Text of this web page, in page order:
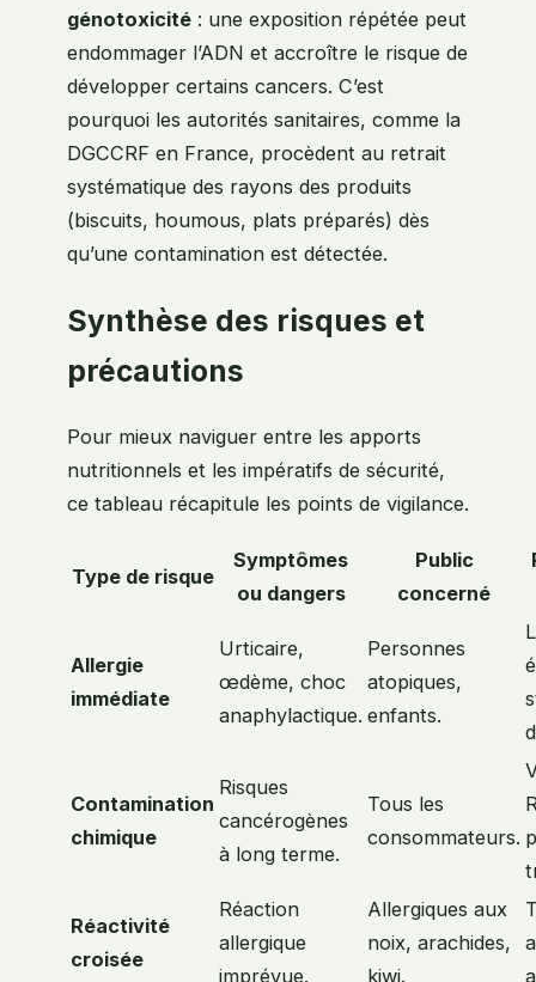
génotoxicité : une exposition répétée peut
endommager l’ADN et accroître le risque de
développer certains cancers. C’est
pourquoi les autorités sanitaires, comme la
DGCCRF en France, procèdent au retrait
systématique des rayons des produits
(biscuits, houmous, plats préparés) dès
qu’une contamination est détectée.
Synthèse des risques et
précautions
Pour mieux naviguer entre les apports
nutritionnels et les impératifs de sécurité,
ce tableau récapitule les points de vigilance.
Type de risque
Symptômes
ou dangers
Public
concerné
Allergie
immédiate
Urticaire,
œdème, choc
anaphylactique.
Personnes
atopiques,
enfants.
Contamination
chimique
Risques
cancérogènes
à long terme.
Tous les
consommateurs.
Réactivité
croisée
Réaction
allergique
imprévue.
Allergiques aux
noix, arachides,
kiwi.